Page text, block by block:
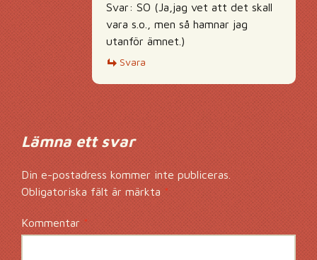
Svar: SO (Ja,jag vet att det skall
vara s.o., men så hamnar jag
utanför ämnet.)
Svara
Lämna ett svar
Din e-postadress kommer inte publiceras.
Obligatoriska fält är märkta*
Kommentar*